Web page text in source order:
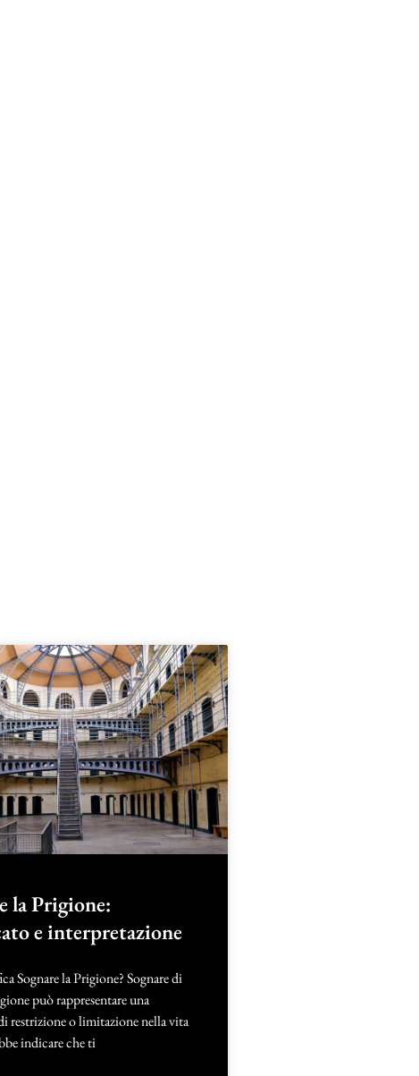
la Prigione:
e interpretazione
Sognare la Prigione? Sognare di
può rappresentare una
restrizione o limitazione nella vita
indicare che ti